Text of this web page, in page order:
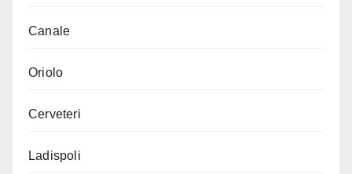
Canale
Oriolo
Cerveteri
Ladispoli